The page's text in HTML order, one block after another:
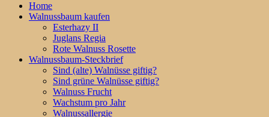
Home
Walnussbaum kaufen
Esterhazy II
Juglans Regia
Rote Walnuss Rosette
Walnussbaum-Steckbrief
Sind (alte) Walnüsse giftig?
Sind grüne Walnüsse giftig?
Walnuss Frucht
Wachstum pro Jahr
Walnussallergie